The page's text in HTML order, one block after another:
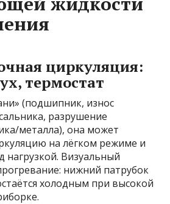
циркуляция:
термостат
(подшипник, износ
разрушение
металла), она может
на лёгком режиме и
нагрузкой. Визуальный
нижний патрубок
холодным при высокой